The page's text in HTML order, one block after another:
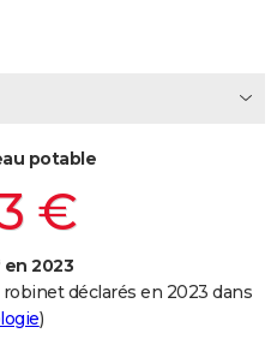
potable
€
en 2023
déclarés en 2023 dans
)